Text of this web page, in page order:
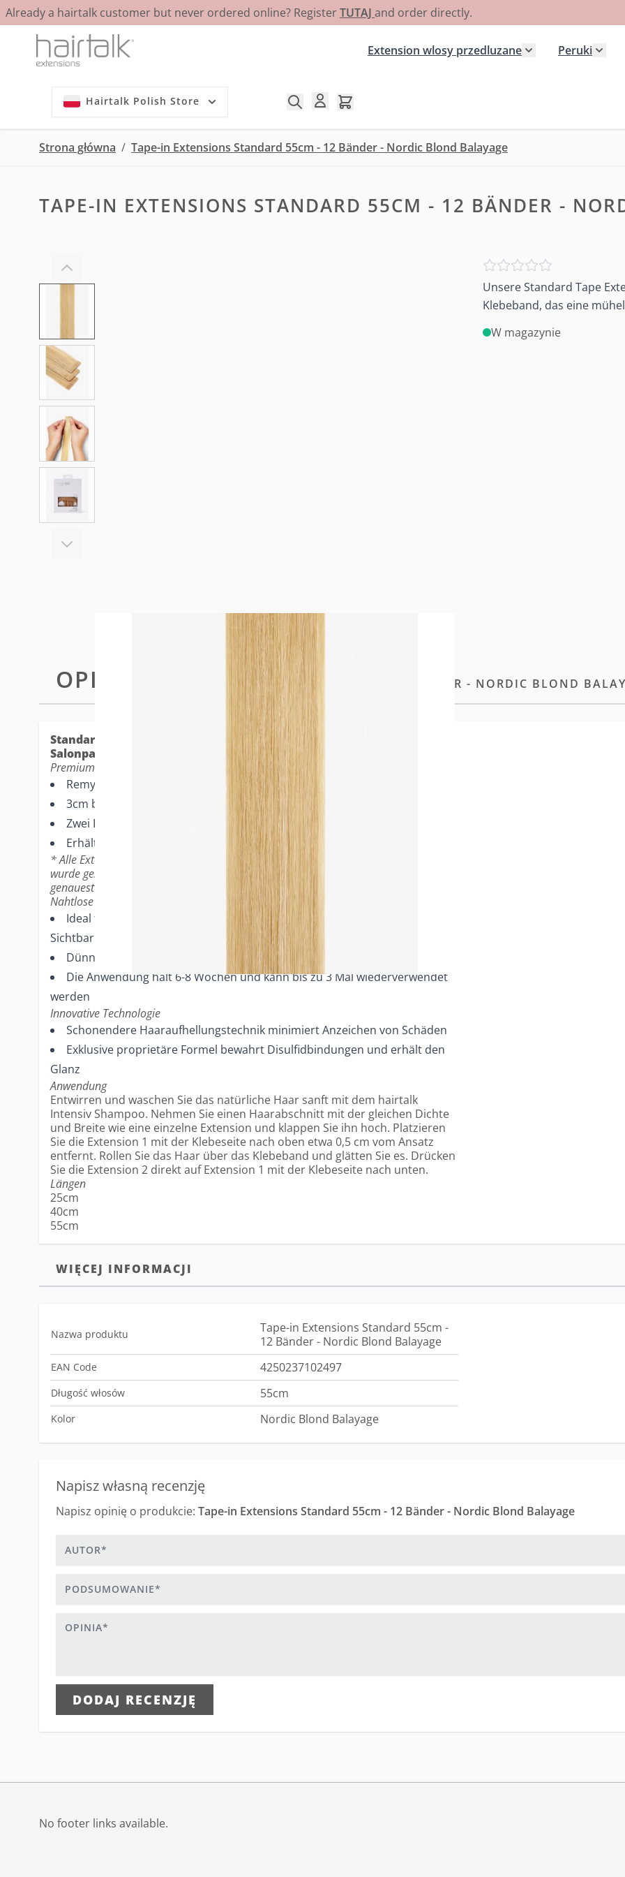
Already a hairtalk customer but never ordered online? RegisterTUTAJ and order directly.
Przejdź do treści
Extension wlosy przedluzane
Peruki
Hairtalk Polish Store
Strona główna / Tape-in Extensions Standard 55cm - 12 Bänder - Nordic Blond Balayage
TAPE-IN EXTENSIONS STANDARD 55CM - 12 BÄNDER -
View larger image
View larger image
View larger image
Unsere Standard Tape
Klebeband, das eine
W magazynie
OPIS TAPE-IN EXTENSIONS STANDARD 55CM - 12 BÄNDER - NORDIC BLOND
Standard Tape-in Extensions - die beliebteste Methode unserer
Salonpartner.
Premium-Merkmale
Remy Echthaar
3cm breite Tape Extensions
Zwei Bänder bilden eine vollständige Extension
Erhältlich in 12er-Packungen
* Alle Extensions werden mit einer leichten Wellenform geliefert, das gezeigte Haar
wurde gestylt. Bitte beziehen Sie sich auf Ihren professionellen Farbring für die
genaueste Farbrepräsentation.
Nahtlose Ergebnisse
Ideal für dünneres Haar, kleinere Köpfe und Bereiche mit höherer
Sichtbarkeit
Dünnstes verfügbares Klebeband
Die Anwendung hält 6-8 Wochen und kann bis zu 3 Mal wiederverwendet
werden
Innovative Technologie
Schonendere Haaraufhellungstechnik minimiert Anzeichen von Schäden
Exklusive proprietäre Formel bewahrt Disulfidbindungen und erhält den
Glanz
Anwendung
Entwirren und waschen Sie das natürliche Haar sanft mit dem hairtalk
Intensiv Shampoo. Nehmen Sie einen Haarabschnitt mit der gleichen Dichte
und Breite wie eine einzelne Extension und klappen Sie ihn hoch. Platzieren
Sie die Extension 1 mit der Klebeseite nach oben etwa 0,5 cm vom Ansatz
entfernt. Rollen Sie das Haar über das Klebeband und glätten Sie es. Drücken
Sie die Extension 2 direkt auf Extension 1 mit der Klebeseite nach unten.
Längen
25cm
40cm
55cm
WIĘCEJ INFORMACJI
Nazwa produktu
Tape-in Extensions Standard 55cm -
12 Bänder - Nordic Blond Balayage
EAN Code 4250237102497
Długość włosów 55cm
Kolor Nordic Blond Balayage
Napisz własną recenzję
Napisz opinię o produkcie: Tape-in Extensions Standard 55cm - 12 Bänder - Nordic Blond Balayage
DODAJ RECENZJĘ
No footer links available.